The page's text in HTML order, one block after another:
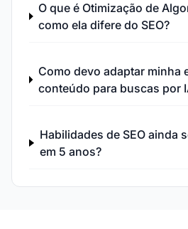
O que é Otimização de
como ela difere do SEO?
Como devo adaptar minha
conteúdo para buscas por
Habilidades de SEO ainda
em 5 anos?